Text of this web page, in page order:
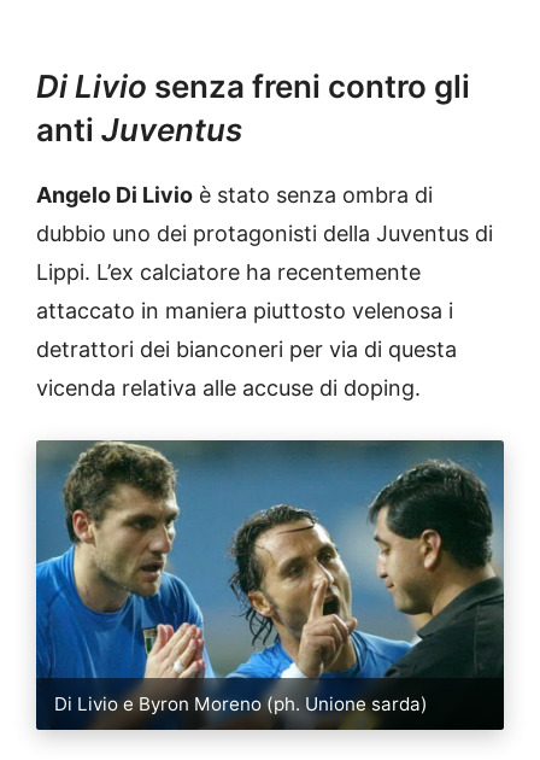
Di Livio senza freni contro gli
anti Juventus
Angelo Di Livio è stato senza ombra di
dubbio uno dei protagonisti della Juventus di
Lippi. L’ex calciatore ha recentemente
attaccato in maniera piuttosto velenosa i
detrattori dei bianconeri per via di questa
vicenda relativa alle accuse di doping.
Di Livio e Byron Moreno (ph. Unione sarda)